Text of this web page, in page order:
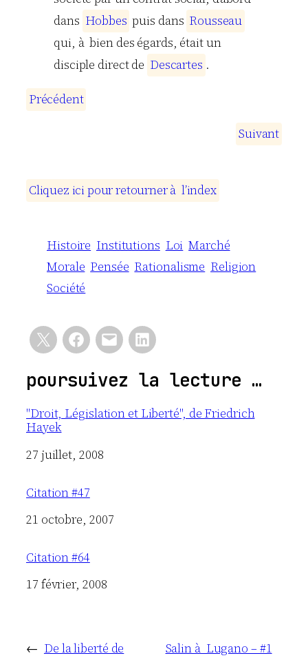
dans Hobbes puis dans Rousseau
qui, à bien des égards, était un
disciple direct de Descartes .
Précédent
Suivant
Cliquez icipourretournerà l’index
Histoire Institutions Loi Marché
Morale Pensée Rationalisme Religion
Société
poursuivez la lecture …
"Droit, Législation et Liberté", de Friedrich
Hayek
Date
27 juillet, 2008
Citation #47
Date
21 octobre, 2007
Citation #64
Date
17 février, 2008
← De la liberté de
Salin à Lugano – #1